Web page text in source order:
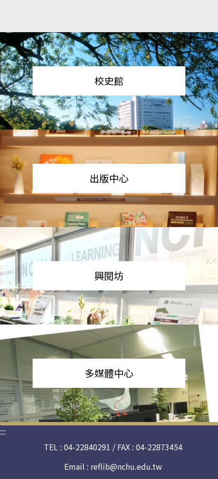
校史館
出版中心
興閱坊
多媒體中心
:::
TEL : 04-22840291 / FAX : 04-22873454
Email : reflib@nchu.edu.tw